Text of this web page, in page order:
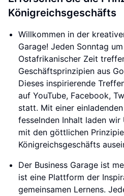
Königreichsgeschäfts
Willkommen in der
Garage! Jeden Sonntag
Ostafrikanischer Zeit
Geschäftsprinzipien aus
Dieses inspirierende
auf YouTube, Facebook,
statt. Mit einer
fesselnden Inhalt laden wir
mit den göttlichen
Königreichsgeschäfts
Der Business Garage ist
ist eine Plattform der
gemeinsamen Lernens.